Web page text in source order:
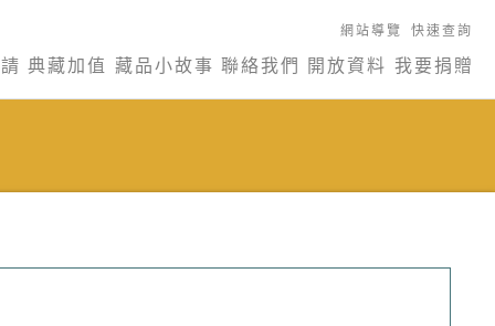
網站導覽 快速查詢
典藏加值 藏品小故事 聯絡我們 開放資料 我要捐贈